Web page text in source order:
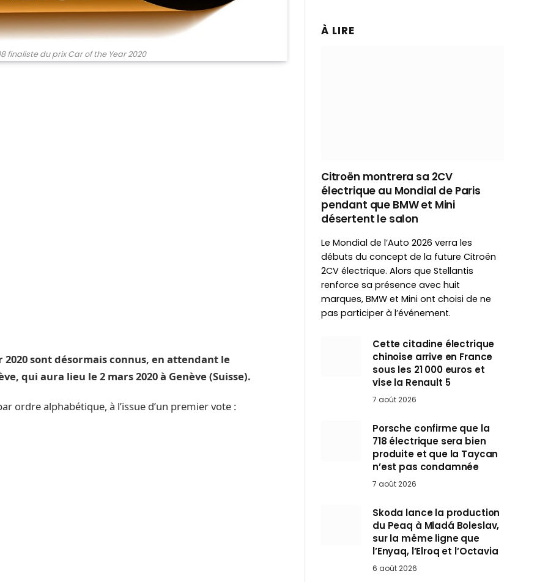
finaliste du prix Car of the Year 2020
2020 sont désormais connus, en attendant le
qui aura lieu le 2 mars 2020 à Genève (Suisse).
ordre alphabétique, à l’issue d’un premier vote :
À LIRE
Citroën montrera sa 2CV
électrique au Mondial de Paris
pendant que BMW et Mini
désertent le salon
Le Mondial de l’Auto 2026 verra les
débuts du concept de la future Citroën
2CV électrique. Alors que Stellantis
renforce sa présence avec huit
marques, BMW et Mini ont choisi de ne
pas participer à l’événement.
Cette citadine électrique
chinoise arrive en France
sous les 21 000 euros et
vise la Renault 5
7 août 2026
Porsche confirme que la
718 électrique sera bien
produite et que la Taycan
n’est pas condamnée
7 août 2026
Skoda lance la production
du Peaq à Mladá Boleslav,
sur la même ligne que
l’Enyaq, l’Elroq et l’Octavia
6 août 2026